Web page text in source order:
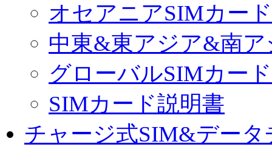
オセアニアSIMカード
中東&東アジア&南
グローバルSIMカード
SIMカード説明書
チャージ式SIM&デー